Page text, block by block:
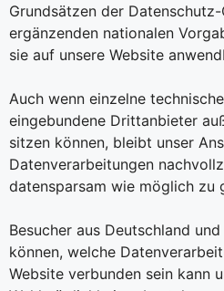
Grundsätzen der
ergänzenden nationalen
sie auf unsere Website
Auch wenn einzelne
eingebundene Drittanbieter
sitzen können, bleibt unser
Datenverarbeitungen
datensparsam wie möglich zu
Besucher aus Deutschland
können, welche
Website verbunden sein kann